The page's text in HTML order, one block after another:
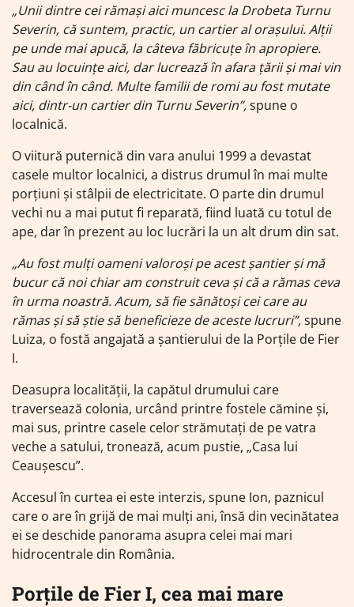
„Unii dintre cei rămași aici muncesc la Drobeta Turnu
Severin, că suntem, practic, un cartier al orașului. Alții
pe unde mai apucă, la câteva făbricuțe în apropiere.
Sau au locuințe aici, dar lucrează în afara țării și mai vin
din când în când. Multe familii de romi au fost mutate
aici, dintr-un cartier din Turnu Severin”,spune o
localnică.
O viitură puternică din vara anului 1999 a devastat
casele multor localnici, a distrus drumul în mai multe
porțiuni și stâlpii de electricitate. O parte din drumul
vechi nu a mai putut fi reparată, fiind luată cu totul de
ape, dar în prezent au loc lucrări la un alt drum din sat.
„Au fost mulți oameni valoroși pe acest șantier și mă
bucur că noi chiar am construit ceva și că a rămas ceva
în urma noastră. Acum, să fie sănătoși cei care au
rămas și să știe să beneficieze de aceste lucruri”,spune
Luiza, o fostă angajată a șantierului de la Porțile de Fier
I.
Deasupra localității, la capătul drumului care
traversează colonia, urcând printre fostele cămine și,
mai sus, printre casele celor strămutați de pe vatra
veche a satului, tronează, acum pustie, „Casa lui
Ceaușescu”.
Accesul în curtea ei este interzis, spune Ion, paznicul
care o are în grijă de mai mulți ani, însă din vecinătatea
ei se deschide panorama asupra celei mai mari
hidrocentrale din România.
Porțile de Fier I, cea mai mare